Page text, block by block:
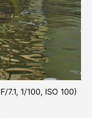
1/100, ISO 100)